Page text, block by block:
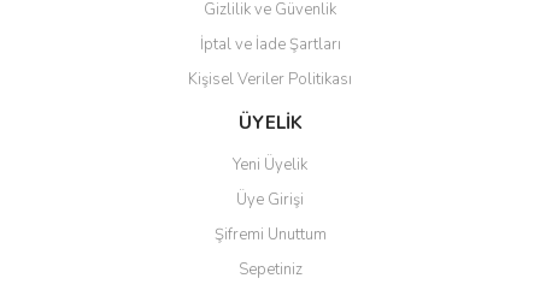
Gönder
Gizlilik ve Güvenlik
İptal ve İade Şartları
Kişisel Veriler Politikası
ÜYELİK
Yeni Üyelik
Üye Girişi
Şifremi Unuttum
Sepetiniz